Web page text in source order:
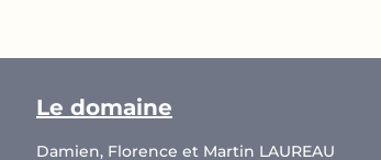
Le domaine
Damien, Florence et Martin LAUREAU